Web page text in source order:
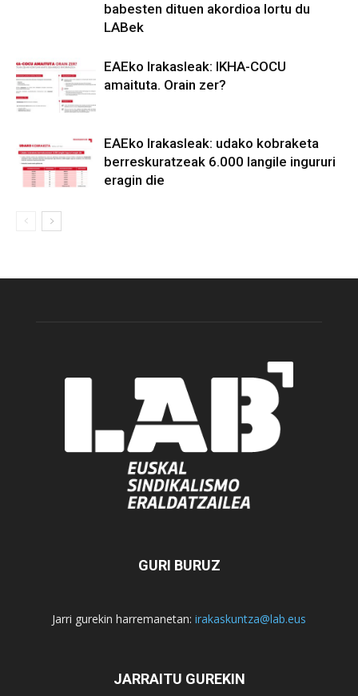
babesten dituen akordioa lortu du
LABek
EAEko Irakasleak: IKHA-COCU
amaituta. Orain zer?
EAEko Irakasleak: udako kobraketa
berreskuratzeak 6.000 langile ingururi
eragin die
GURI BURUZ
Jarri gurekin harremanetan: irakaskuntza@lab.eus
JARRAITU GUREKIN